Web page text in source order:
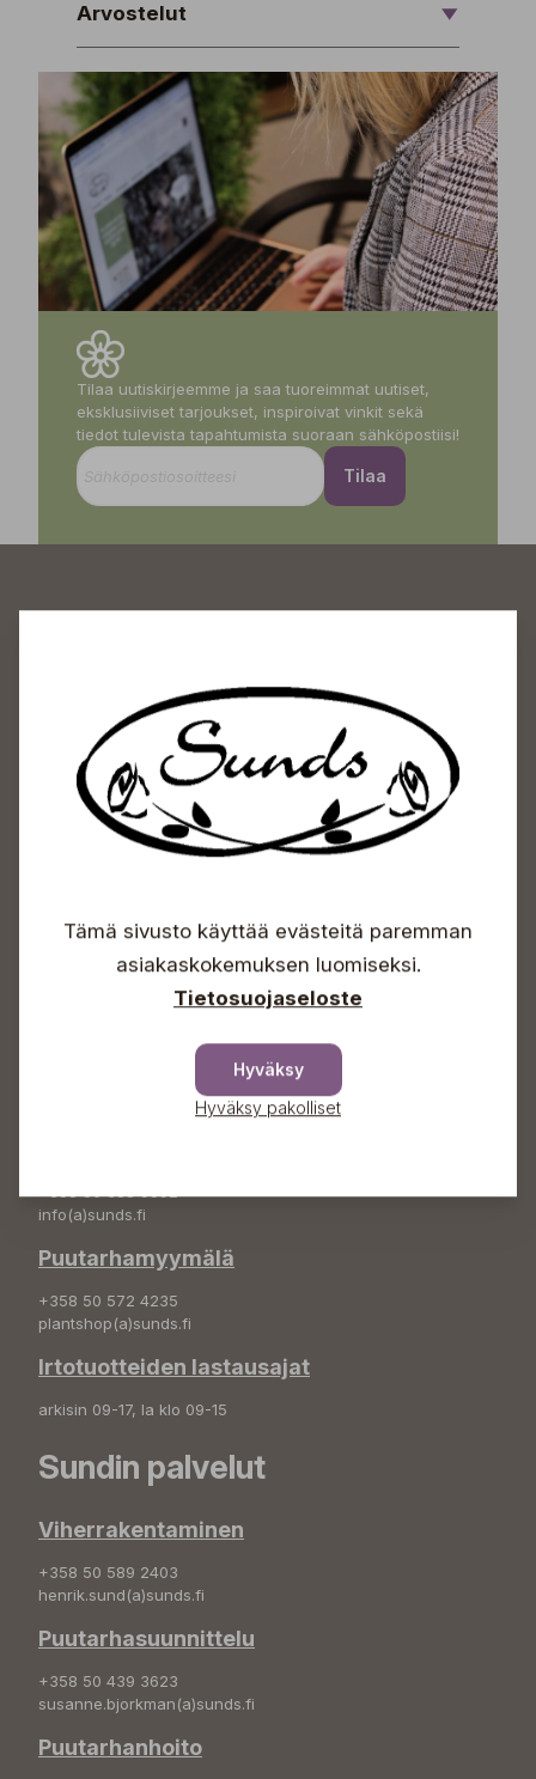
Arvostelut
Tilaa uutiskirjeemme ja saa tuoreimmat uutiset,
eksklusiiviset tarjoukset, inspiroivat vinkit sekä
tiedot tulevista tapahtumista suoraan sähköpostiisi!
Tilaa
Sundin Puutarhakeskus
Avoinna
Arkisin 09-18
Lauantaisin 09-16
info(a)sunds.fi
+358 50 388 9592
info(a)sunds.fi
Puutarhamyymälä
+358 50 572 4235
plantshop(a)sunds.fi
Irtotuotteiden lastausajat
arkisin 09-17, la klo 09-15
Sundin palvelut
Viherrakentaminen
+358 50 589 2403
henrik.sund(a)sunds.fi
Puutarhasuunnittelu
+358 50 439 3623
susanne.bjorkman(a)sunds.fi
Puutarhanhoito
Tämä sivusto käyttää evästeitä paremman
asiakaskokemuksen luomiseksi.
Tietosuojaseloste
Hyväksy
Hyväksy pakolliset